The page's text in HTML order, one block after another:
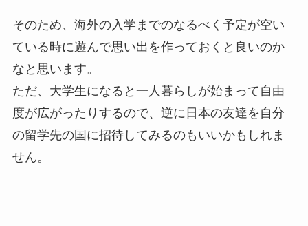
そのため、海外の入学までのなるべく予定が空い
ている時に遊んで思い出を作っておくと良いのか
なと思います。
ただ、大学生になると一人暮らしが始まって自由
度が広がったりするので、逆に日本の友達を自分
の留学先の国に招待してみるのもいいかもしれま
せん。